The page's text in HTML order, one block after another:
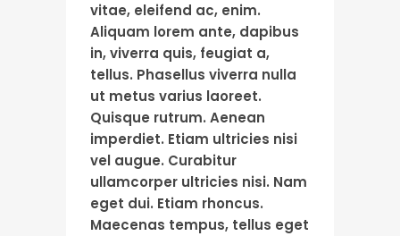
vitae, eleifend ac, enim.
Aliquam lorem ante, dapibus
in, viverra quis, feugiat a,
tellus. Phasellus viverra nulla
ut metus varius laoreet.
Quisque rutrum. Aenean
imperdiet. Etiam ultricies nisi
vel augue. Curabitur
ullamcorper ultricies nisi. Nam
eget dui. Etiam rhoncus.
Maecenas tempus, tellus eget